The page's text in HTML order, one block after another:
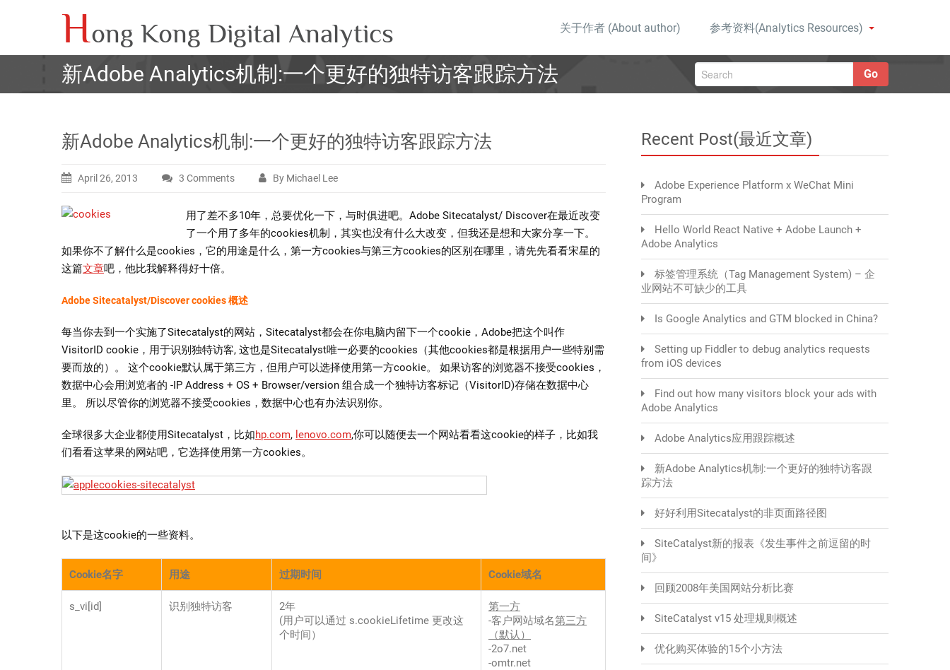
Hong Kong Digital Analytics 关于作者 (About author) 参考资料(Analytics Resources)
新Adobe Analytics机制:一个更好的独特访客跟踪方法 Go
新Adobe Analytics机制:一个更好的独特访客跟踪方法
April 26, 2013 3 Commentson
Adobe
Analytics
机
个
好
的
独
客
跟
By Michael Lee
用了差不多10年，总要优化一下，与时俱进吧。Adobe Sitecatalyst/ Discover在最近改变
了一个用了多年的cookies机制，其实也没有什么大改变，但我还是想和大家分享一下。
如果你不了解什么是cookies，它的用途是什么，第一方cookies与第三方cookies的区别在哪里，请先先看看宋星的
这篇文章吧，他比我解释得好十倍。
Adobe Sitecatalyst/Discover cookies 概述
每当你去到一个实施了Sitecatalyst的网站，Sitecatalyst都会在你电脑内留下一个cookie，Adobe把这个叫作
VisitorID cookie，用于识别独特访客, 这也是Sitecatalyst唯一必要的cookies（其他cookies都是根据用户一些特别需
要而放的）。 这个cookie默认属于第三方，但用户可以选择使用第一方cookie。 如果访客的浏览器不接受cookies，
数据中心会用浏览者的 -IP Address + OS + Browser/version 组合成一个独特访客标记（VisitorID)存储在数据中心
里。 所以尽管你的浏览器不接受cookies，数据中心也有办法识别你。
全球很多大企业都使用Sitecatalyst，比如hp.com, lenovo.com,你可以随便去一个网站看看这cookie的样子，比如我
们看看这苹果的网站吧，它选择使用第一方cookies。
以下是这cookie的一些资料。
Cookie名字 用途 过期时间 Cookie域名
s_vi[id] 识别独特访客
2年
(用户可以通过 s.cookieLifetime 更改这
个时间）
第一方
-客户网站域名第三方
（默认）
-2o7.net
-omtr.net
Recent Post(最近文章)
Adobe Experience Platform x WeChat Mini
Program
Hello World React Native + Adobe Launch +
Adobe Analytics
标签管理系统（Tag Management System) – 企
业网站不可缺少的工具
Is Google Analytics and GTM blocked in China?
Setting up Fiddler to debug analytics requests
from iOS devices
Find out how many visitors block your ads with
Adobe Analytics
Adobe Analytics应用跟踪概述
新Adobe Analytics机制:一个更好的独特访客跟
踪方法
好好利用Sitecatalyst的非页面路径图
SiteCatalyst新的报表《发生事件之前逗留的时
间》
回顾2008年美国网站分析比赛
SiteCatalyst v15 处理规则概述
优化购买体验的15个小方法